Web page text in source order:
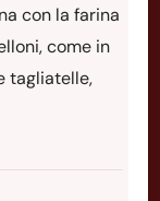
con la farina
come in
tagliatelle,